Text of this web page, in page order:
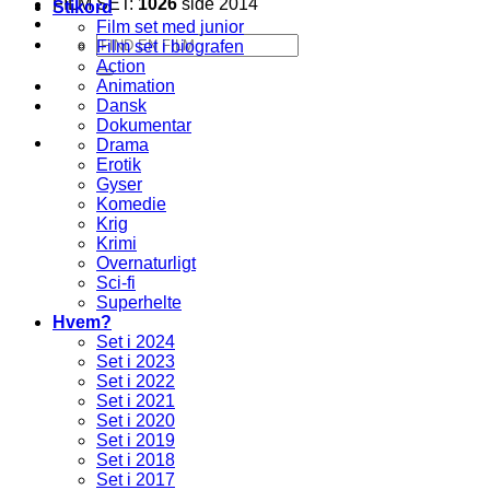
FILM SET: 1026 side 2014
Søg
efter:
Stikord
Film set med junior
Film set i biografen
Action
Animation
Dansk
Dokumentar
Drama
Erotik
Gyser
Komedie
Krig
Krimi
Overnaturligt
Sci-fi
Superhelte
Hvem?
Set i 2024
Set i 2023
Set i 2022
Set i 2021
Set i 2020
Set i 2019
Set i 2018
Set i 2017